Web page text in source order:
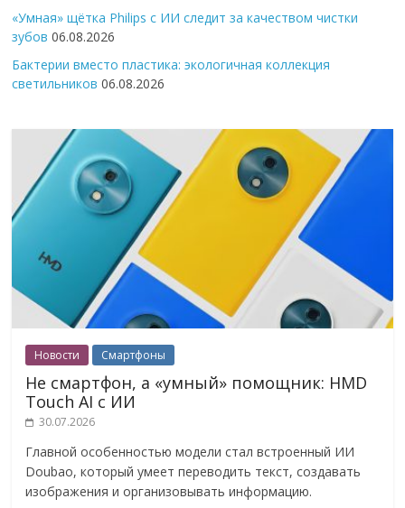
«Умная» щётка Philips с ИИ следит за качеством чистки
зубов 06.08.2026
Бактерии вместо пластика: экологичная коллекция
светильников 06.08.2026
Новости Смартфоны
Не смартфон, а «умный» помощник: HMD
Touch AI с ИИ
30.07.2026
Главной особенностью модели стал встроенный ИИ
Doubao, который умеет переводить текст, создавать
изображения и организовывать информацию.